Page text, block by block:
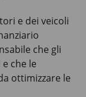
e dei veicoli
che gli
che le
ottimizzare le